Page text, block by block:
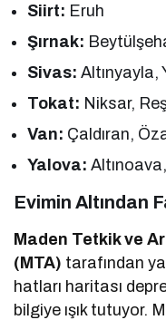
Siirt: Eruh
Şırnak:
Sivas: Altınyayla,
Tokat: Niksar,
Van: Çaldıran,
Yalova:
Evimin Altından
Maden Tetkik ve
(MTA) tarafından
hatları haritası
bilgiye ışık tutuyor.